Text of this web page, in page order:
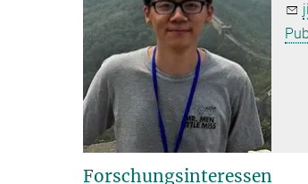
Forschungsinteressen